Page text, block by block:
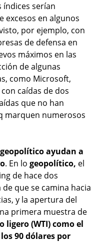
índices serían
excesos en algunos
por ejemplo, con
de defensa en
máximos en las
de algunas
como Microsoft,
caídas de dos
que no han
marquen numerosos
ayudan a
. En lo geopolítico, el
de hace dos
que se camina hacia
y la apertura del
primera muestra de
ligero (WTI) como el
90 dólares por